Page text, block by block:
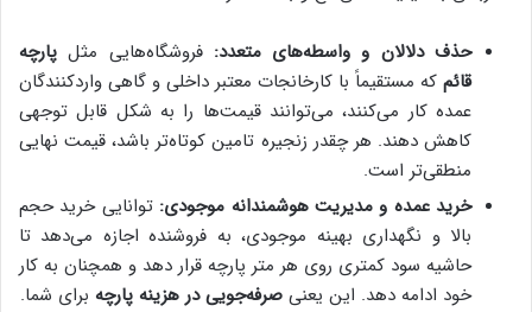
حذف دلالان و واسطه‌های متعدد: فروشگاه‌هایی مثل پارچه
قائم که مستقیماً با کارخانجات معتبر داخلی و گاهی واردکنندگان
عمده کار می‌کنند، می‌توانند قیمت‌ها را به شکل قابل توجهی
کاهش دهند. هر چقدر زنجیره تامین کوتاه‌تر باشد، قیمت نهایی
منطقی‌تر است.
خرید عمده و مدیریت هوشمندانه موجودی: توانایی خرید حجم
بالا و نگهداری بهینه موجودی، به فروشنده اجازه می‌دهد تا
حاشیه سود کمتری روی هر متر پارچه قرار دهد و همچنان به کار
خود ادامه دهد. این یعنی صرفه‌جویی در هزینه پارچه برای شما.